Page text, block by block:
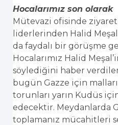
Hocalarımız son olarak
Mütevazi ofisinde
liderlerinden Halid
da faydalı bir görüşme
Hocalarımız Halid
söylediğini haber
bugün Gazze için
torunları yarın Kudüs
edecektir. Meydanlarda
toplamanız mücahitleri